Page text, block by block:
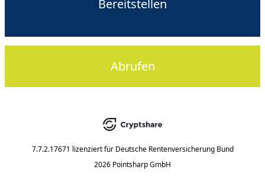
Bereitstellen
Abrufen
7.7.2.17671 lizenziert für Deutsche Rentenversicherung Bund
2026 Pointsharp GmbH